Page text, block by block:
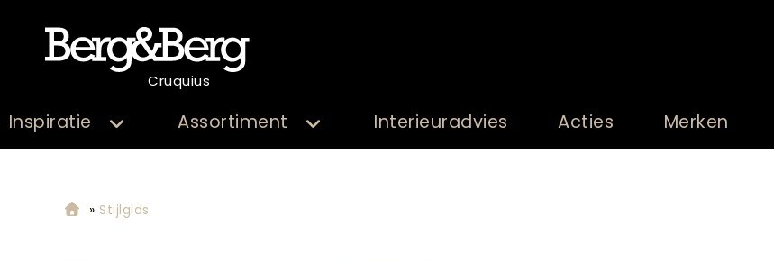
Cruquius
Inspiratie Assortiment Interieuradvies Acties Merken
» Stijlgids